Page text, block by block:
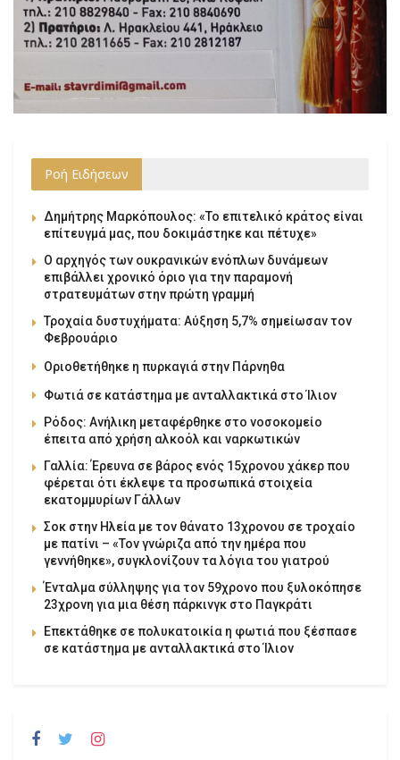
Ροή Ειδήσεων
Δημήτρης Μαρκόπουλος: «Το επιτελικό κράτος είναι
επίτευγμά μας, που δοκιμάστηκε και πέτυχε»
Ο αρχηγός των ουκρανικών ενόπλων δυνάμεων
επιβάλλει χρονικό όριο για την παραμονή
στρατευμάτων στην πρώτη γραμμή
Τροχαία δυστυχήματα: Αύξηση 5,7% σημείωσαν τον
Φεβρουάριο
Οριοθετήθηκε η πυρκαγιά στην Πάρνηθα
Φωτιά σε κατάστημα με ανταλλακτικά στο Ίλιον
Ρόδος: Ανήλικη μεταφέρθηκε στο νοσοκομείο
έπειτα από χρήση αλκοόλ και ναρκωτικών
Γαλλία: Έρευνα σε βάρος ενός 15χρονου χάκερ που
φέρεται ότι έκλεψε τα προσωπικά στοιχεία
εκατομμυρίων Γάλλων
Σοκ στην Ηλεία με τον θάνατο 13χρονου σε τροχαίο
με πατίνι – «Τον γνώριζα από την ημέρα που
γεννήθηκε», συγκλονίζουν τα λόγια του γιατρού
Ένταλμα σύλληψης για τον 59χρονο που ξυλοκόπησε
23χρονη για μια θέση πάρκινγκ στο Παγκράτι
Επεκτάθηκε σε πολυκατοικία η φωτιά που ξέσπασε
σε κατάστημα με ανταλλακτικά στο Ίλιον